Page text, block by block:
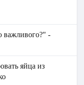
важливого?" -
яйца из